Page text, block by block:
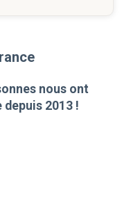
nous ont
2013 !